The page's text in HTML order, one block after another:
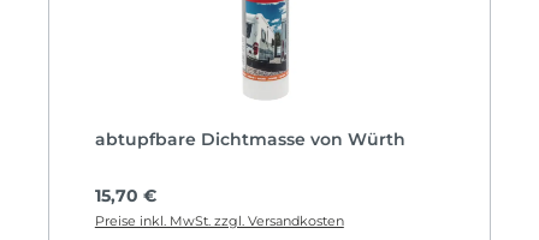
abtupfbare Dichtmasse von Würth
Regulärer Preis:
15,70 €
Preise inkl. MwSt. zzgl. Versandkosten